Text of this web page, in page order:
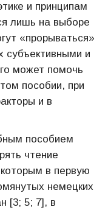
и принципам
лишь на выборе
«прорываться»
субъективными и
может помочь
пособии, при
и в
пособием
чтение
в первую
немецких
[3; 5; 7], в